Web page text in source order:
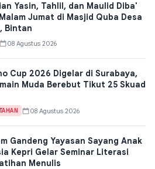
Yasin, Tahlil, dan Maulid Diba'
Jumat di Masjid Quba Desa
Bintan
08 Agustus 2026
Cup 2026 Digelar di Surabaya,
Muda Berebut Tikut 25 Skuad
08 Agustus 2026
Gandeng Yayasan Sayang Anak
Kepri Gelar Seminar Literasi
Menulis